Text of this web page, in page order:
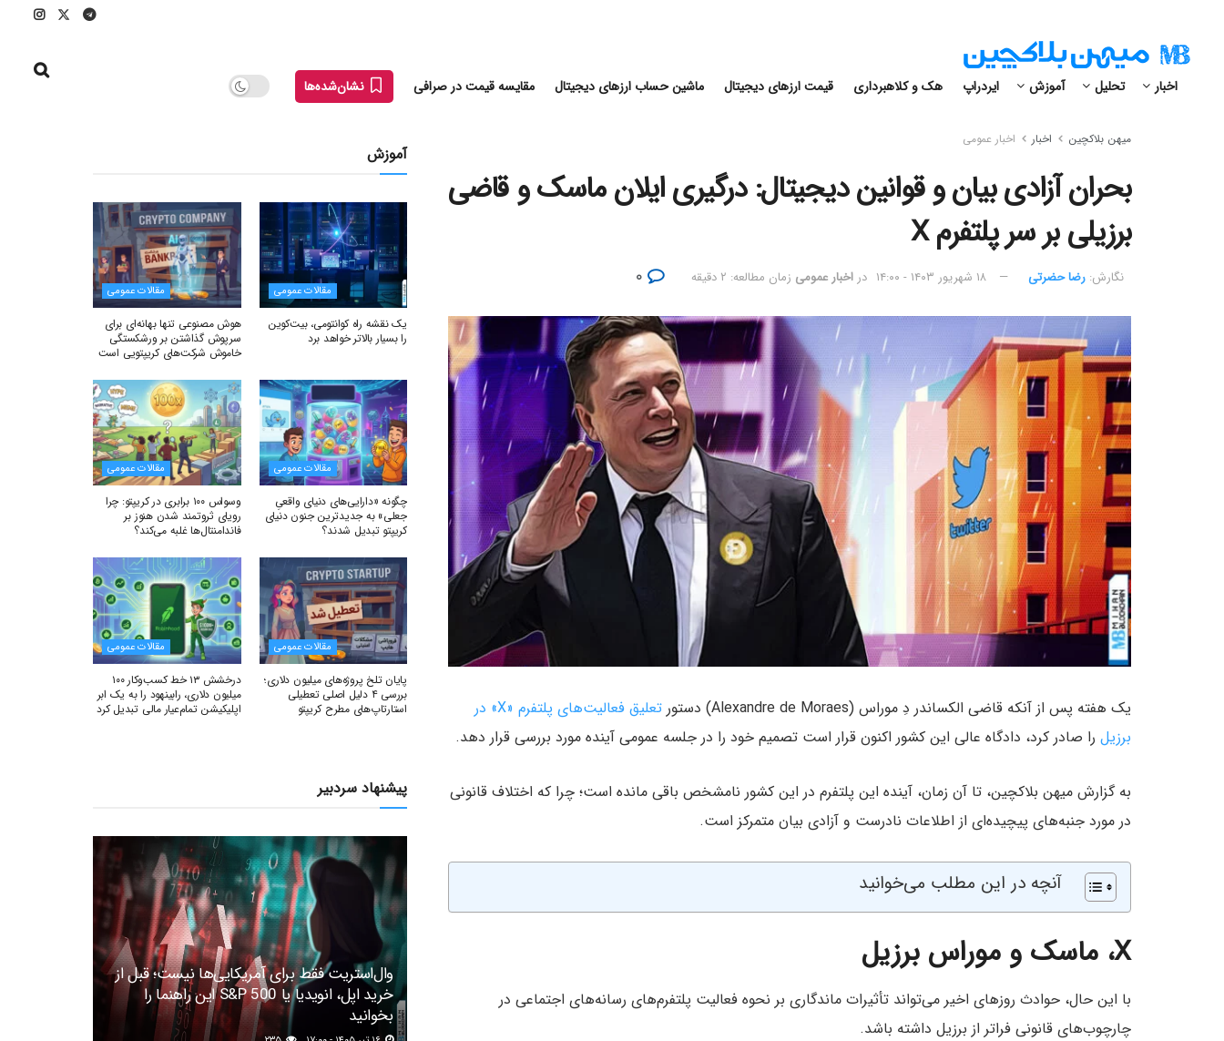
اخبار تحلیل آموزش ایردراپ هک و کلاهبرداری قیمت ارزهای دیجیتال ماشین حساب ارزهای دیجیتال مقایسه قیمت در صرافی نشان‌شده‌ها
میهن بلاکچین اخبار اخبار عمومی
بحران آزادی بیان و قوانین دیجیتال: درگیری ایلان ماسک و قاضی
برزیلی بر سر پلتفرم X
نگارش:‌ رضا حضرتی ۱۸ شهریور ۱۴۰۳ - ۱۴:۰۰ در اخبار عمومی زمان مطالعه: ۲ دقیقه
یک هفته پس از آنکه قاضی الکساندر دِ موراس (Alexandre de Moraes) دستور
تعلیق فعالیت‌های پلتفرم «X» در
برزیل را صادر کرد، دادگاه عالی این کشور اکنون قرار است تصمیم خود را در جلسه عمومی آینده مورد بررسی قرار دهد.
به گزارش میهن بلاکچین، تا آن زمان، آینده این پلتفرم در این کشور نامشخص باقی مانده است؛ چرا که اختلاف قانونی
در مورد جنبه‌های پیچیده‌ای از اطلاعات نادرست و آزادی بیان متمرکز است.
آنچه در این مطلب می‌خوانید
X، ماسک و موراس برزیل
با این حال، حوادث روزهای اخیر می‌تواند تأثیرات ماندگاری بر نحوه فعالیت پلتفرم‌های رسانه‌های اجتماعی در
چارچوب‌های قانونی فراتر از برزیل داشته باشد.
آموزش
مقالات عمومی
یک نقشه راه کوانتومی، بیت‌کوین
را بسیار بالاتر خواهد برد
مقالات عمومی
هوش مصنوعی تنها بهانه‌ای برای
سرپوش گذاشتن بر ورشکستگی
خاموش شرکت‌های کریپتویی است
مقالات عمومی
چگونه «دارایی‌های دنیای واقعیِ
جعلی» به جدیدترین جنون دنیای
کریپتو تبدیل شدند؟
مقالات عمومی
وسواس ۱۰۰ برابری در کریپتو: چرا
رویای ثروتمند شدن هنوز بر
فاندامنتال‌ها غلبه می‌کند؟
مقالات عمومی
پایان تلخ پروژه‌های میلیون دلاری؛
بررسی ۴ دلیل اصلی تعطیلی
استارتاپ‌های مطرح کریپتو
مقالات عمومی
درخشش ۱۳ خط کسب‌وکار ۱۰۰
میلیون دلاری، رابینهود را به یک ابر
اپلیکیشن تمام‌عیار مالی تبدیل کرد
پیشنهاد سردبیر
وال‌استریت فقط برای آمریکایی‌ها نیست؛ قبل از
خرید اپل، انویدیا یا S&P 500 این راهنما را
بخوانید